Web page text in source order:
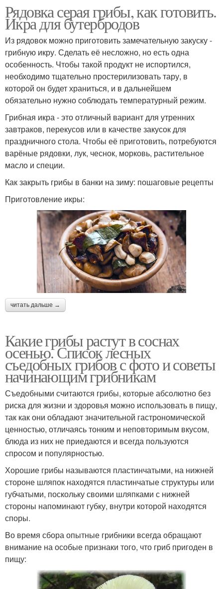
Рядовка серая грибы, как готовить.
Икра для бутербродов
Из рядовок можно приготовить замечательную закуску -
грибную икру. Сделать её несложно, но есть одна
особенность. Чтобы такой продукт не испортился,
необходимо тщательно простерилизовать тару, в
которой он будет храниться, и в дальнейшем
обязательно нужно соблюдать температурный режим.
Грибная икра - это отличный вариант для утренних
завтраков, перекусов или в качестве закусок для
праздничного стола. Чтобы её приготовить, потребуются
варёные рядовки, лук, чеснок, морковь, растительное
масло и специи.
Как закрыть грибы в банки на зиму: пошаговые рецепты
Приготовление икры:
читать дальше →
Какие грибы растут в соснах
осенью. Список лесных
съедобных грибов с фото и советы
начинающим грибникам
Съедобными считаются грибы, которые абсолютно без
риска для жизни и здоровья можно использовать в пищу,
так как они обладают значительной гастрономической
ценностью, отличаясь тонким и неповторимым вкусом,
блюда из них не приедаются и всегда пользуются
спросом и популярностью.
Хорошие грибы называются пластинчатыми, на нижней
стороне шляпок находятся пластинчатые структуры или
губчатыми, поскольку своими шляпками с нижней
стороны напоминают губку, внутри которой находятся
споры.
Во время сбора опытные грибники всегда обращают
внимание на особые признаки того, что гриб пригоден в
пищу: